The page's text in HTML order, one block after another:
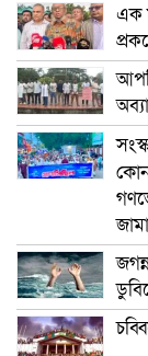
এক